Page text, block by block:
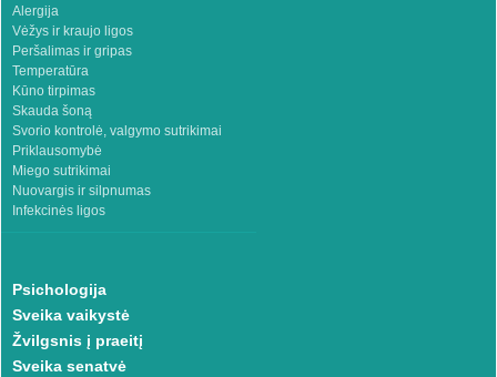
Alergija
Vėžys ir kraujo ligos
Peršalimas ir gripas
Temperatūra
Kūno tirpimas
Skauda šoną
Svorio kontrolė, valgymo sutrikimai
Priklausomybė
Miego sutrikimai
Nuovargis ir silpnumas
Infekcinės ligos
Psichologija
Sveika vaikystė
Žvilgsnis į praeitį
Sveika senatvė